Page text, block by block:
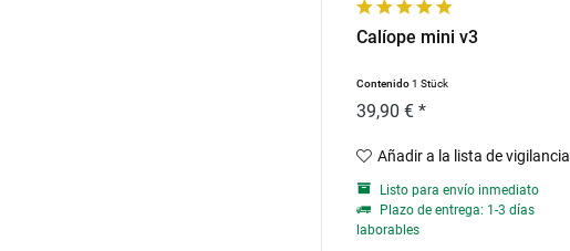
Calíope mini v3
Contenido1 Stück
39,90 € *
Añadir a la lista de vigilancia
Listo para envío inmediato
Plazo de entrega: 1-3 días
laborables